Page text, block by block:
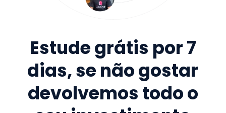
Estude grátis por 7
dias, se não gostar
devolvemos todo o